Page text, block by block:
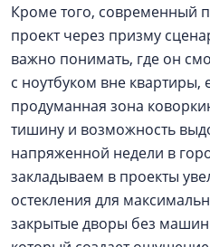
Кроме того, современный
проект через призму
важно понимать, где он
с ноутбуком вне квартиры,
продуманная зона
тишину и возможность
напряженной недели в
закладываем в проекты
остекления для
закрытые дворы без